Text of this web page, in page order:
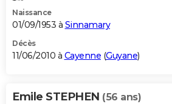
Naissance
01/09/1953 à Sinnamary
Décès
11/06/2010 à Cayenne (Guyane)
Emile STEPHEN (56 ans)